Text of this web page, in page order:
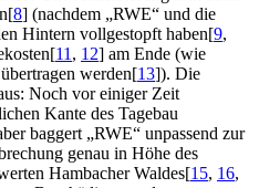
[8] (nachdem „RWE“ und die
Hintern vollgestopft haben[9,
[11 , 12] am Ende (wie
werden[13]). Die
Noch vor einiger Zeit
Kante des Tagebau
baggert „RWE“ unpassend zur
genau in Höhe des
Hambacher Waldes[15, 16,